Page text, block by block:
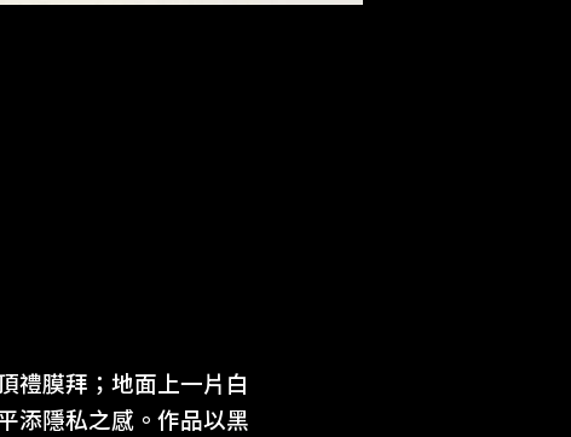
禮膜拜；地面上一片白
添隱私之感。作品以黑